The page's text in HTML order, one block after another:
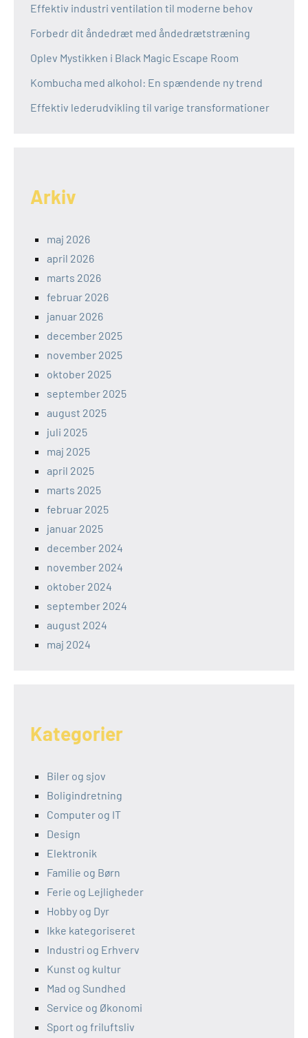
Effektiv industri ventilation til moderne behov
Forbedr dit åndedræt med åndedrætstræning
Oplev Mystikken i Black Magic Escape Room
Kombucha med alkohol: En spændende ny trend
Effektiv lederudvikling til varige transformationer
Arkiv
maj 2026
april 2026
marts 2026
februar 2026
januar 2026
december 2025
november 2025
oktober 2025
september 2025
august 2025
juli 2025
maj 2025
april 2025
marts 2025
februar 2025
januar 2025
december 2024
november 2024
oktober 2024
september 2024
august 2024
maj 2024
Kategorier
Biler og sjov
Boligindretning
Computer og IT
Design
Elektronik
Familie og Børn
Ferie og Lejligheder
Hobby og Dyr
Ikke kategoriseret
Industri og Erhverv
Kunst og kultur
Mad og Sundhed
Service og Økonomi
Sport og friluftsliv